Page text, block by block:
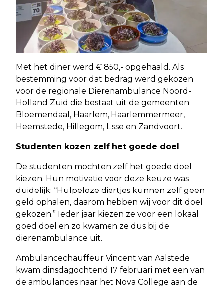
Met het diner werd € 850,- opgehaald. Als
bestemming voor dat bedrag werd gekozen
voor de regionale Dierenambulance Noord-
Holland Zuid die bestaat uit de gemeenten
Bloemendaal, Haarlem, Haarlemmermeer,
Heemstede, Hillegom, Lisse en Zandvoort.
Studenten kozen zelf het goede doel
De studenten mochten zelf het goede doel
kiezen. Hun motivatie voor deze keuze was
duidelijk: “Hulpeloze diertjes kunnen zelf geen
geld ophalen, daarom hebben wij voor dit doel
gekozen.” Ieder jaar kiezen ze voor een lokaal
goed doel en zo kwamen ze dus bij de
dierenambulance uit.
Ambulancechauffeur Vincent van Aalstede
kwam dinsdagochtend 17 februari met een van
de ambulances naar het Nova College aan de